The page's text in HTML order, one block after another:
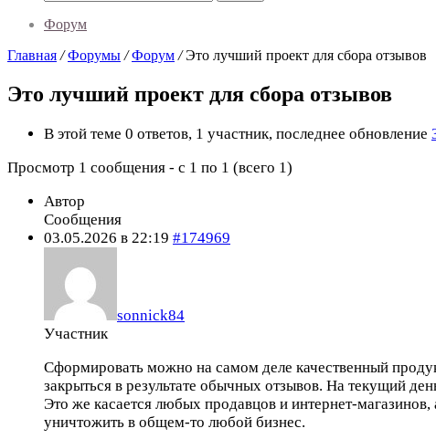
Форум
Главная / Форумы / Форум / Это лучший проект для сбора отзывов
Это лучший проект для сбора отзывов
В этой теме 0 ответов, 1 участник, последнее обновление
Просмотр 1 сообщения - с 1 по 1 (всего 1)
Автор
Сообщения
03.05.2026 в 22:19 #174969
sonnick84
Участник
Сформировать можно на самом деле качественный
закрыться в результате обычных отзывов. На текущий
Это же касается любых продавцов и интернет-
уничтожить в общем-то любой бизнес.